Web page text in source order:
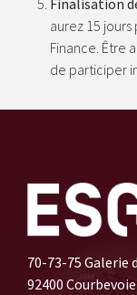
Finalisation
aurez 15 jours
Finance. Être
de participer
70-73-75 Galerie
92400